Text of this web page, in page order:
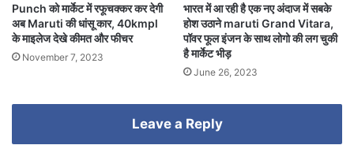
Punch को मार्केट में रफूचक्कर कर देगी
अब Maruti की धांसू कार, 40kmpl
के माइलेज देखे कीमत और फीचर
November 7, 2023
भारत में आ रही है एक नए अंदाज में सबके
होश उठाने maruti Grand Vitara,
पॉवर फूल इंजन के साथ लोगो की लग चुकी
है मार्केट भीड़
June 26, 2023
Leave a Reply